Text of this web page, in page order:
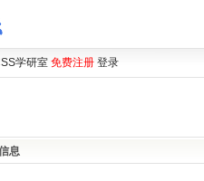
学研室 免费注册 登录
息